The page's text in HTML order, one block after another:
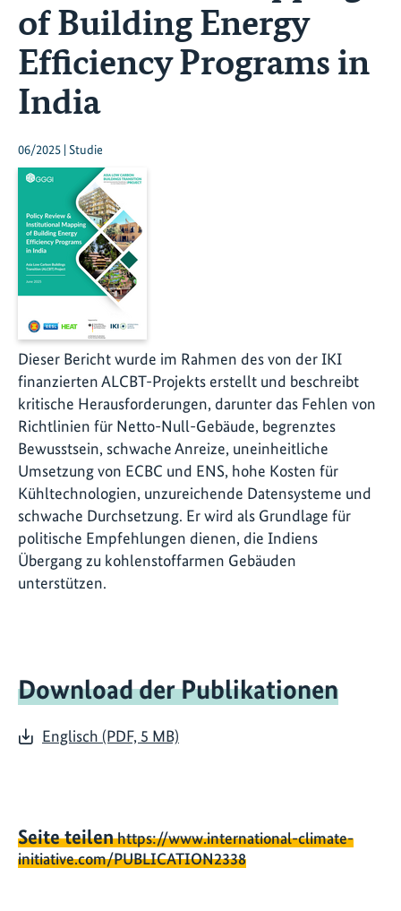
of Building Energy
Efficiency Programs in
India
06/2025 | Studie
Dieser Bericht wurde im Rahmen des von der IKI
finanzierten ALCBT-Projekts erstellt und beschreibt
kritische Herausforderungen, darunter das Fehlen von
Richtlinien für Netto-Null-Gebäude, begrenztes
Bewusstsein, schwache Anreize, uneinheitliche
Umsetzung von ECBC und ENS, hohe Kosten für
Kühltechnologien, unzureichende Datensysteme und
schwache Durchsetzung. Er wird als Grundlage für
politische Empfehlungen dienen, die Indiens
Übergang zu kohlenstoffarmen Gebäuden
unterstützen.
Download der Publikationen
Englisch (PDF, 5 MB)
Seite teilenhttps://www.international-climate-
initiative.com/PUBLICATION2338